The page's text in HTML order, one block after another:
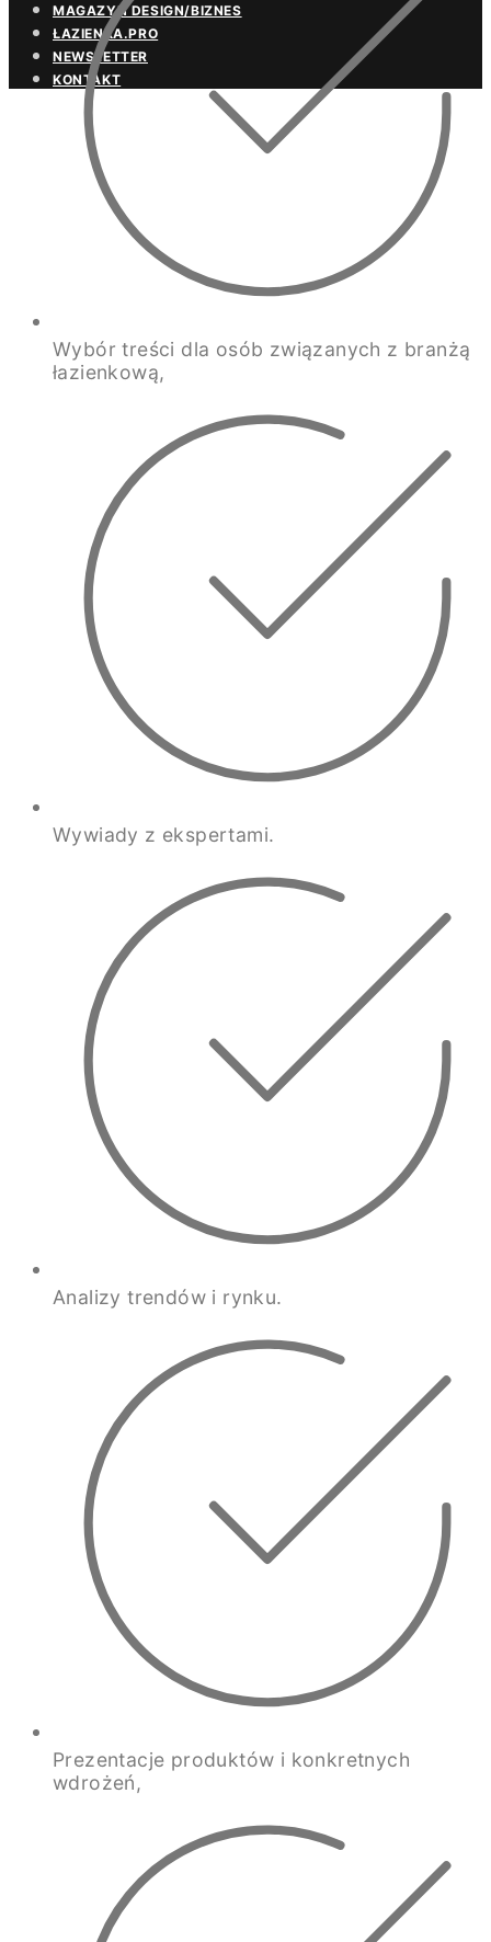
MAGAZYN DESIGN/BIZNES
ŁAZIENKA.PRO
NEWSLETTER
KONTAKT
Wybór treści dla osób związanych z branżą
łazienkową,
Wywiady z ekspertami.
Analizy trendów i rynku.
Prezentacje produktów i konkretnych
wdrożeń,